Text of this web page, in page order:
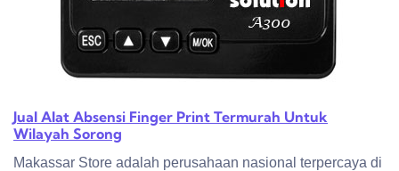
Jual Alat Absensi Finger Print Termurah Untuk
Wilayah Sorong
Makassar Store adalah perusahaan nasional terpercaya di